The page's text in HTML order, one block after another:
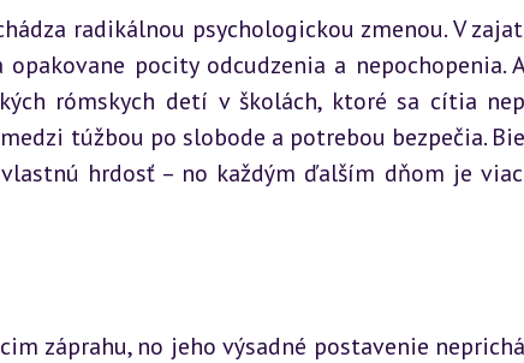
radikálnou psychologickou zmenou. V
pocity odcudzenia a nepochopenia.
rómskych detí v školách, ktoré sa cítia
túžbou po slobode a potrebou bezpečia.
hrdosť – no každým ďalším dňom je
záprahu, no jeho výsadné postavenie